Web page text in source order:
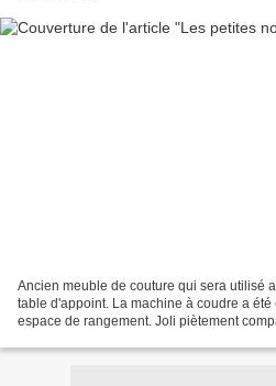
Ancien meuble de couture qui sera utilisé
table d'appoint. La machine à coudre a
espace de rangement. Joli piètement